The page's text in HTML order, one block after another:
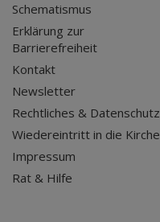
Schematismus
Erklärung zur
Barrierefreiheit
Kontakt
Newsletter
Rechtliches & Datenschutz
Wiedereintritt in die Kirche
Impressum
Rat & Hilfe